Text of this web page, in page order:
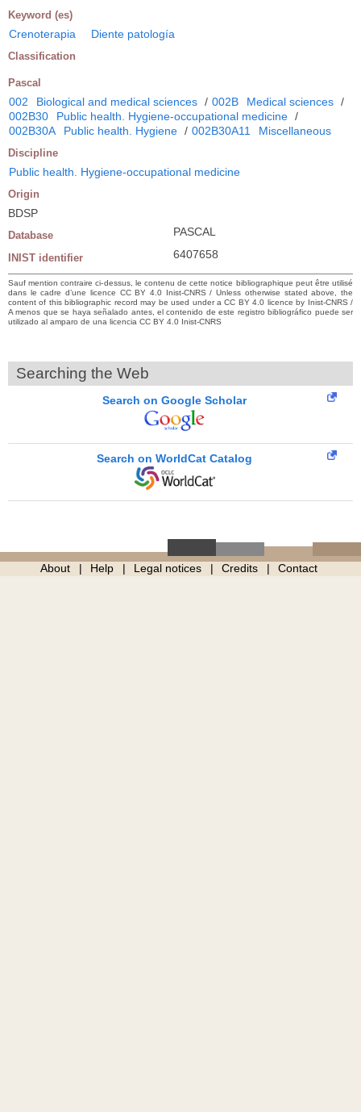
Keyword (es)
Crenoterapia Diente patología
Classification
Pascal
002 Biological and medical sciences / 002B Medical sciences /
002B30
Public health. Hygiene-occupational medicine /
002B30A
Public health. Hygiene / 002B30A11 Miscellaneous
Discipline
Public health. Hygiene-occupational medicine
Origin
BDSP
Database PASCAL
INIST identifier 6407658
Sauf mention contraire ci-dessus, le contenu de cette notice bibliographique peut être utilisé
dans le cadre d’une licence CC BY 4.0 Inist-CNRS / Unless otherwise stated above, the
content of this bibliographic record may be used under a CC BY 4.0 licence by Inist-CNRS /
A menos que se haya señalado antes, el contenido de este registro bibliográfico puede ser
utilizado al amparo de una licencia CC BY 4.0 Inist-CNRS
Searching the Web
Search on Google Scholar
Search on WorldCat Catalog
About Help Legal notices Credits Contact